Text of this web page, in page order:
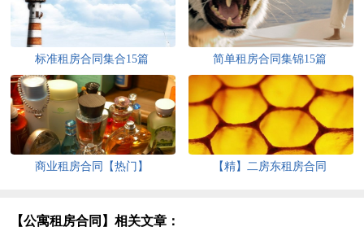
标准租房合同集合15篇 简单租房合同集锦15篇
商业租房合同【热门】 【精】二房东租房合同
【公寓租房合同】相关文章：